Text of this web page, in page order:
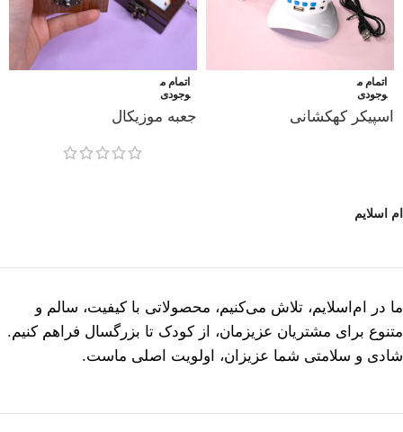
اتمام م
وجودی
اسپیکر کهکشانی
اتمام م
وجودی
جعبه موزیکال
ام اسلایم
ما در ام‌اسلایم، تلاش می‌کنیم، محصولاتی با کیفیت، سالم و
متنوع برای مشتریان عزیزمان، از کودک تا بزرگسال فراهم کنیم.
شادی و سلامتی شما عزیزان، اولویت اصلی ماست.